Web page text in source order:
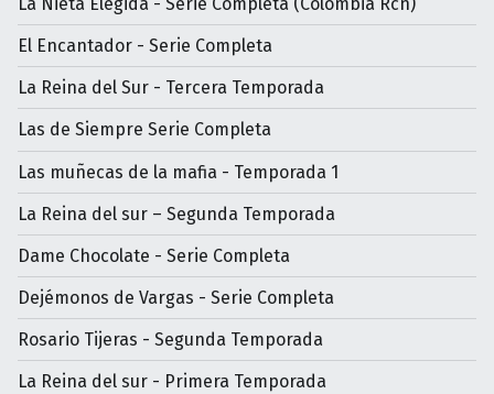
El Encantador - Serie Completa
La Reina del Sur - Tercera Temporada
Las de Siempre Serie Completa
Las muñecas de la mafia - Temporada 1
La Reina del sur – Segunda Temporada
Dame Chocolate - Serie Completa
Dejémonos de Vargas - Serie Completa
Rosario Tijeras - Segunda Temporada
La Reina del sur - Primera Temporada